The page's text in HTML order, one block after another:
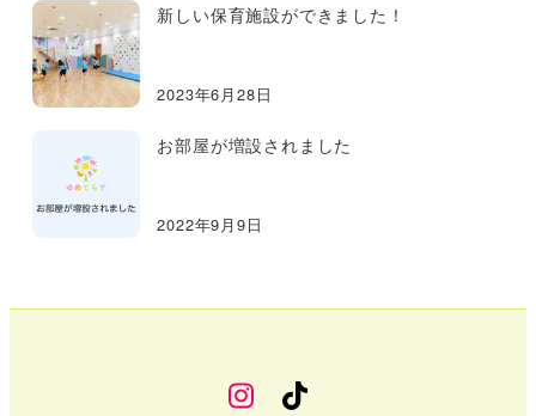
新しい保育施設ができました！
2023年6月28日
お部屋が増設されました
2022年9月9日
幼 TikTok